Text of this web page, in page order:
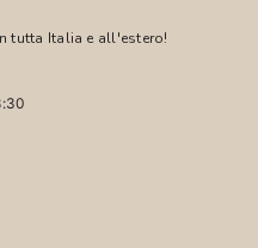
tutta Italia e all'estero!